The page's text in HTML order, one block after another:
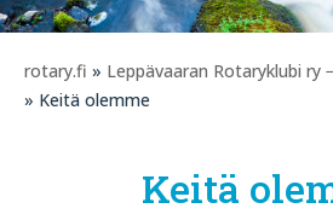
rotary.fi » Leppävaaran Rotaryklubi ry
» Keitä olemme
Keitä